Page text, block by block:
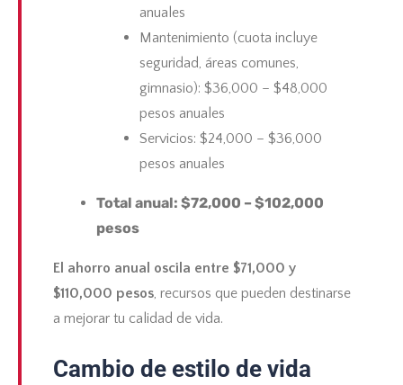
anuales
Mantenimiento (cuota incluye
seguridad, áreas comunes,
gimnasio): $36,000 – $48,000
pesos anuales
Servicios: $24,000 – $36,000
pesos anuales
Total anual: $72,000 – $102,000
pesos
El ahorro anual oscila entre $71,000 y
$110,000 pesos, recursos que pueden destinarse
a mejorar tu calidad de vida.
Cambio de estilo de vida